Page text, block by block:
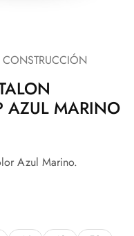
AZUL MARINO
Azul Marino.